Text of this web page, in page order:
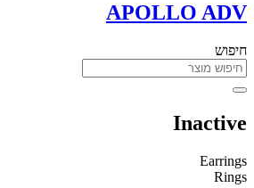
APOLLO ADV
חיפוש
Inactive
Earrings
Rings